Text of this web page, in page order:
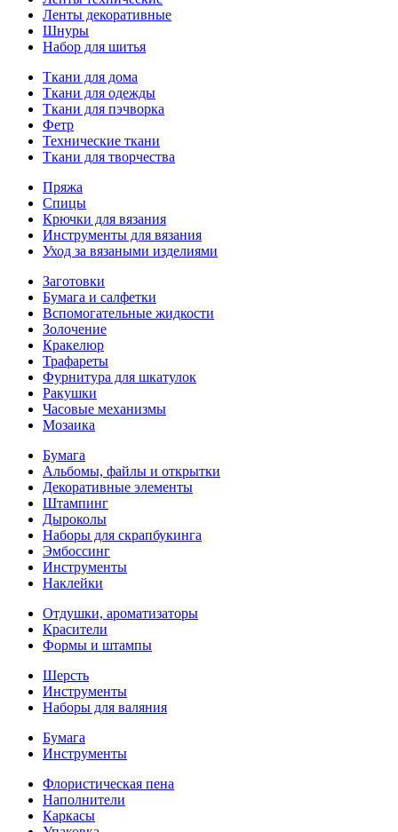
Ленты декоративные
Шнуры
Набор для шитья
Ткани для дома
Ткани для одежды
Ткани для пэчворка
Фетр
Технические ткани
Ткани для творчества
Пряжа
Спицы
Крючки для вязания
Инструменты для вязания
Уход за вязаными изделиями
Заготовки
Бумага и салфетки
Вспомогательные жидкости
Золочение
Кракелюр
Трафареты
Фурнитура для шкатулок
Ракушки
Часовые механизмы
Мозаика
Бумага
Альбомы, файлы и открытки
Декоративные элементы
Штампинг
Дыроколы
Наборы для скрапбукинга
Эмбоссинг
Инструменты
Наклейки
Отдушки, ароматизаторы
Красители
Формы и штампы
Шерсть
Инструменты
Наборы для валяния
Бумага
Инструменты
Флористическая пена
Наполнители
Каркасы